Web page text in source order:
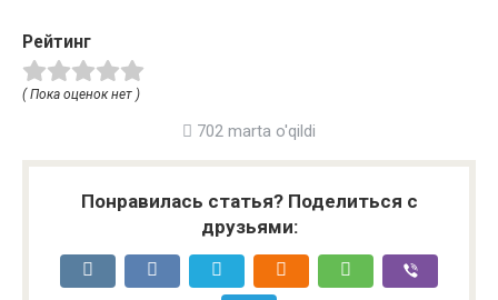
Рейтинг
( Пока оценок нет )
702 marta o'qildi
Понравилась статья? Поделиться с
друзьями: